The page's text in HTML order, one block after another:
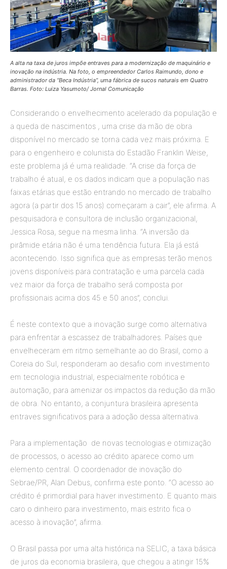
A alta na taxa de juros impõe entraves para a modernização de maquinário e
inovação na indústria. Na foto, o empreendedor Carlos Raimundo, dono e
administrador da “Beca Indústria”, uma fábrica de sucos naturais em Quatro
Barras. Foto: Luiza Yasumoto/ Jornal Comunicação
Considerando o envelhecimento acelerado da população e
a queda de nascimentos , uma crise da mão de obra
disponível no mercado se torna cada vez mais próxima. E
para o engenheiro e colunista do Estadão Franklin Weise,
este problema já é uma realidade. “A crise da força de
trabalho é atual, e os dados indicam que a população nas
faixas etárias que estão entrando no mercado de trabalho
agora (a partir dos 15 anos) começaram a cair”, ele afirma. A
pesquisadora e consultora de inclusão organizacional,
Jessica Rosa, segue na mesma linha. “A inversão da
pirâmide etária não é uma tendência futura. Ela já está
acontecendo. Isso significa que as empresas terão menos
jovens disponíveis para contratação e uma parcela cada
vez maior da força de trabalho será composta por
profissionais acima dos 45 e 50 anos”, conclui.
É neste contexto que a inovação surge como alternativa
para enfrentar a escassez de trabalhadores. Países que
envelheceram em ritmo semelhante ao do Brasil, como a
Coreia do Sul, responderam ao desafio com investimento
em tecnologia industrial, especialmente robótica e
automação, para amenizar os impactos da redução da mão
de obra. No entanto, a conjuntura brasileira apresenta
entraves significativos para a adoção dessa alternativa.
Para a implementação de novas tecnologias e otimização
de processos, o acesso ao crédito aparece como um
elemento central. O coordenador de inovação do
Sebrae/PR, Alan Debus, confirma este ponto. “O acesso ao
crédito é primordial para haver investimento. E quanto mais
caro o dinheiro para investimento, mais estrito fica o
acesso à inovação”, afirma.
O Brasil passa por uma alta histórica na SELIC, a taxa básica
de juros da economia brasileira, que chegou a atingir 15%